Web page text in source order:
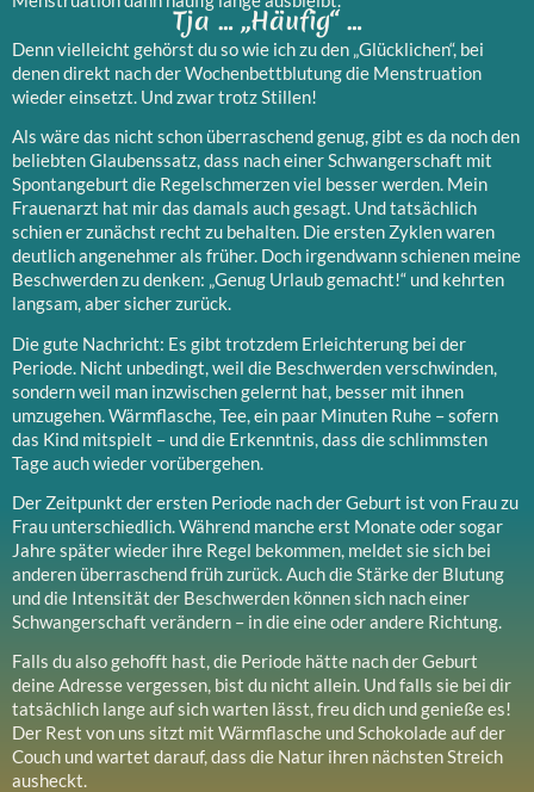
Tja … „Häufig“ …
Denn vielleicht gehörst du so wie ich zu den „Glücklichen“, bei
denen direkt nach der Wochenbettblutung die Menstruation
wieder einsetzt. Und zwar trotz Stillen!
Als wäre das nicht schon überraschend genug, gibt es da noch den
beliebten Glaubenssatz, dass nach einer Schwangerschaft mit
Spontangeburt die Regelschmerzen viel besser werden. Mein
Frauenarzt hat mir das damals auch gesagt. Und tatsächlich
schien er zunächst recht zu behalten. Die ersten Zyklen waren
deutlich angenehmer als früher. Doch irgendwann schienen meine
Beschwerden zu denken: „Genug Urlaub gemacht!“ und kehrten
langsam, aber sicher zurück.
Die gute Nachricht: Es gibt trotzdem Erleichterung bei der
Periode. Nicht unbedingt, weil die Beschwerden verschwinden,
sondern weil man inzwischen gelernt hat, besser mit ihnen
umzugehen. Wärmflasche, Tee, ein paar Minuten Ruhe – sofern
das Kind mitspielt – und die Erkenntnis, dass die schlimmsten
Tage auch wieder vorübergehen.
Der Zeitpunkt der ersten Periode nach der Geburt ist von Frau zu
Frau unterschiedlich. Während manche erst Monate oder sogar
Jahre später wieder ihre Regel bekommen, meldet sie sich bei
anderen überraschend früh zurück. Auch die Stärke der Blutung
und die Intensität der Beschwerden können sich nach einer
Schwangerschaft verändern – in die eine oder andere Richtung.
Falls du also gehofft hast, die Periode hätte nach der Geburt
deine Adresse vergessen, bist du nicht allein. Und falls sie bei dir
tatsächlich lange auf sich warten lässt, freu dich und genieße es!
Der Rest von uns sitzt mit Wärmflasche und Schokolade auf der
Couch und wartet darauf, dass die Natur ihren nächsten Streich
ausheckt.